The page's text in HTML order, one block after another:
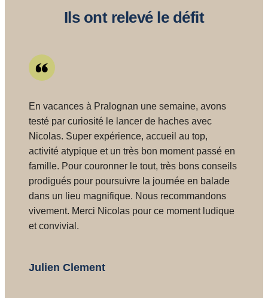
Ils ont relevé le défit
En vacances à Pralognan une semaine, avons
testé par curiosité le lancer de haches avec
Nicolas. Super expérience, accueil au top,
activité atypique et un très bon moment passé en
famille. Pour couronner le tout, très bons conseils
prodigués pour poursuivre la journée en balade
dans un lieu magnifique. Nous recommandons
vivement. Merci Nicolas pour ce moment ludique
et convivial.
Julien Clement